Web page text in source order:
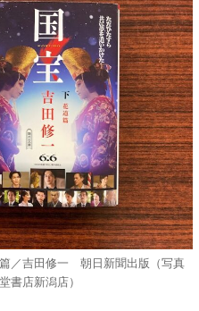
吉田修一 朝日新聞出版（写真
書店新潟店）